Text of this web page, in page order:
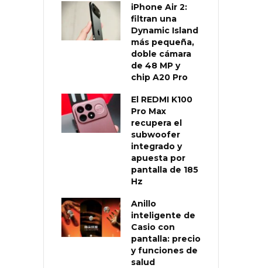
iPhone Air 2:
filtran una
Dynamic Island
más pequeña,
doble cámara
de 48 MP y
chip A20 Pro
El REDMI K100
Pro Max
recupera el
subwoofer
integrado y
apuesta por
pantalla de 185
Hz
Anillo
inteligente de
Casio con
pantalla: precio
y funciones de
salud